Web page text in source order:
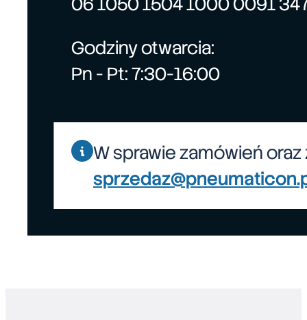
Godziny otwarcia:
Pn - Pt: 7:30-16:00
W sprawie zamówień